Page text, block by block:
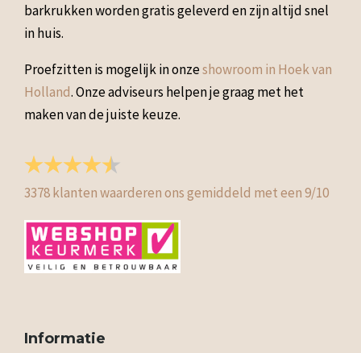
barkrukken worden gratis geleverd en zijn altijd snel
in huis.
Proefzitten is mogelijk in onzeshowroom in Hoek van
Holland. Onze adviseurs helpen je graag met het
maken van de juiste keuze.
3378klanten waarderen ons gemiddeld met een9/10
Informatie